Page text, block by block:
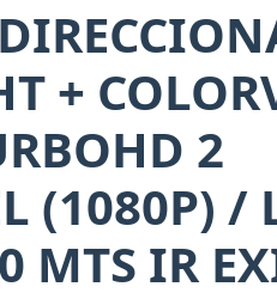
+
2
(1080P) /
MTS IR